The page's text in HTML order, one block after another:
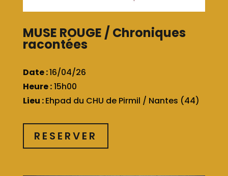
MUSE ROUGE / Chroniques
racontées
Date :16/04/26
Heure :15h00
Lieu :Ehpad du CHU de Pirmil / Nantes (44)
RESERVER